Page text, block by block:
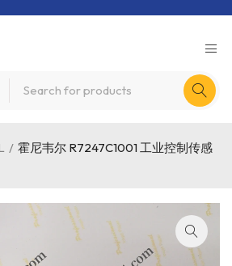
/ 霍尼韦尔 R7247C1001 工业控制传感